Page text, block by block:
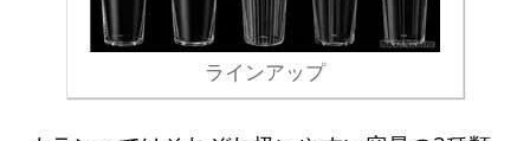
ラインアップ